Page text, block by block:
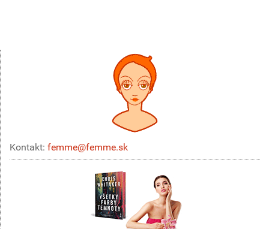
Kontakt: femme@femme.sk